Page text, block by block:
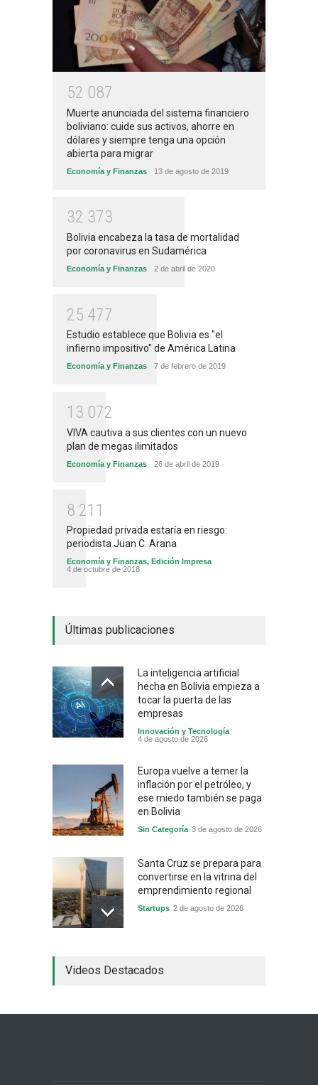
52 087
Muerte anunciada del sistema financiero
boliviano: cuide sus activos, ahorre en
dólares y siempre tenga una opción
abierta para migrar
Economía y Finanzas 13 de agosto de 2019
32 373
Bolivia encabeza la tasa de mortalidad
por coronavirus en Sudamérica
Economía y Finanzas 2 de abril de 2020
25 477
Estudio establece que Bolivia es "el
infierno impositivo" de América Latina
Economía y Finanzas 7 de febrero de 2019
1 3 072
VIVA cautiva a sus clientes con un nuevo
plan de megas ilimitados
Economía y Finanzas 26 de abril de 2019
8 21 1
Propiedad privada estaría en riesgo:
periodista Juan C. Arana
Economía y Finanzas, Edición Impresa
4 de octubre de 2018
Últimas publicaciones
La inteligencia artificial
hecha en Bolivia empieza a
tocar la puerta de las
empresas
Innovación y Tecnología
4 de agosto de 2026
Europa vuelve a temer la
inflación por el petróleo, y
ese miedo también se paga
en Bolivia
Sin Categoría 3 de agosto de 2026
Santa Cruz se prepara para
convertirse en la vitrina del
emprendimiento regional
Startups 2 de agosto de 2026
industrial y el golpe puede
Sin Categoría 1 de agosto de 2026
Videos Destacados